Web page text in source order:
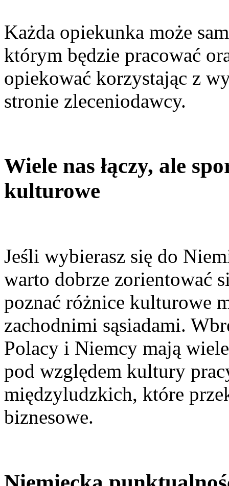
Każda opiekunka może
którym będzie pracować
opiekować korzystając z
stronie zleceniodawcy.
Wiele nas łączy, ale
kulturowe
Jeśli wybierasz się do
warto dobrze zorientować
poznać różnice kulturowe
zachodnimi sąsiadami.
Polacy i Niemcy mają
pod względem kultury
międzyludzkich, które
biznesowe.